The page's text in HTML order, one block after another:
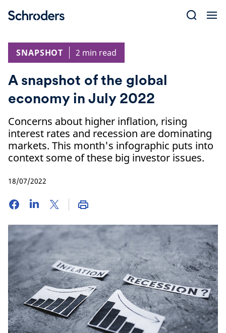
SNAPSHOT
2 min read
A snapshot of the global
economy in July 2022
Concerns about higher inflation, rising
interest rates and recession are dominating
markets. This month's infographic puts into
context some of these big investor issues.
18/07/2022